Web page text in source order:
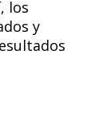
los
y